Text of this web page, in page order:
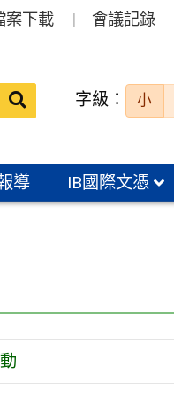
案下載 會議記錄
送出 字級： 小
導 IB國際文憑